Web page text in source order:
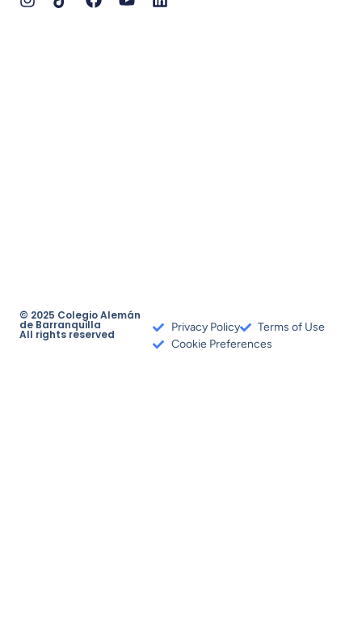
© 2025 Colegio Alemán
de Barranquilla
All rights reserved
Privacy Policy
Terms of Use
Cookie Preferences